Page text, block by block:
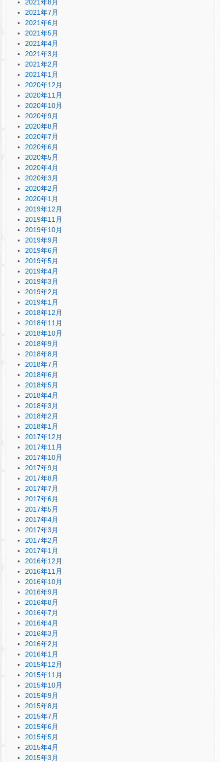
2021年8月
2021年7月
2021年6月
2021年5月
2021年4月
2021年3月
2021年2月
2021年1月
2020年12月
2020年11月
2020年10月
2020年9月
2020年8月
2020年7月
2020年6月
2020年5月
2020年4月
2020年3月
2020年2月
2020年1月
2019年12月
2019年11月
2019年10月
2019年9月
2019年6月
2019年5月
2019年4月
2019年3月
2019年2月
2019年1月
2018年12月
2018年11月
2018年10月
2018年9月
2018年8月
2018年7月
2018年6月
2018年5月
2018年4月
2018年3月
2018年2月
2018年1月
2017年12月
2017年11月
2017年10月
2017年9月
2017年8月
2017年7月
2017年6月
2017年5月
2017年4月
2017年3月
2017年2月
2017年1月
2016年12月
2016年11月
2016年10月
2016年9月
2016年8月
2016年7月
2016年4月
2016年3月
2016年2月
2016年1月
2015年12月
2015年11月
2015年10月
2015年9月
2015年8月
2015年7月
2015年6月
2015年5月
2015年4月
2015年3月